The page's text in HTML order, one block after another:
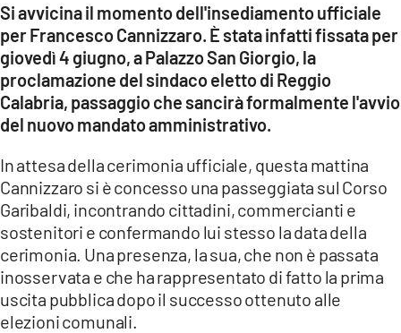
LACTV.IT
LACONAIR.IT
LACITYMAG.IT
ILREGGINO.IT
COSENZACHANNEL.IT
ILVIBONESE.IT
CATANZAROCHANNEL.IT
LACAPITALENEWS.IT
Si avvicina il momento dell'insediamento ufficiale
per Francesco Cannizzaro. È stata infatti fissata per
giovedì 4 giugno, a Palazzo San Giorgio, la
proclamazione del sindaco eletto di Reggio
Calabria, passaggio che sancirà formalmente l'avvio
del nuovo mandato amministrativo.
In attesa della cerimonia ufficiale, questa mattina
Cannizzaro si è concesso una passeggiata sul Corso
Garibaldi, incontrando cittadini, commercianti e
sostenitori e confermando lui stesso la data della
cerimonia. Una presenza, la sua, che non è passata
inosservata e che ha rappresentato di fatto la prima
uscita pubblica dopo il successo ottenuto alle
elezioni comunali.